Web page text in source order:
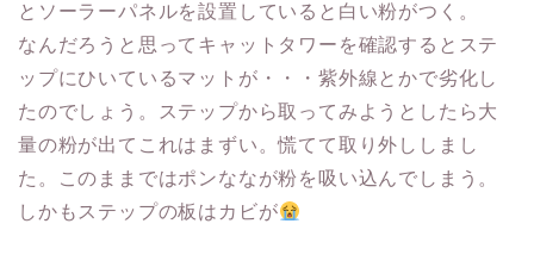
とソーラーパネルを設置していると白い粉がつく。
なんだろうと思ってキャットタワーを確認するとステ
ップにひいているマットが・・・紫外線とかで劣化し
たのでしょう。ステップから取ってみようとしたら大
量の粉が出てこれはまずい。慌てて取り外ししまし
た。このままではポンななが粉を吸い込んでしまう。
しかもステップの板はカビが